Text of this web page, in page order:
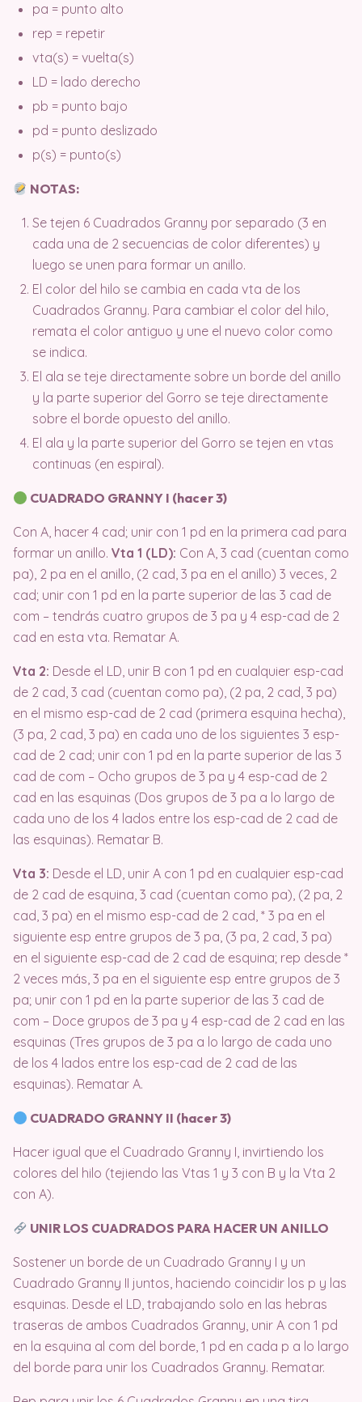
pa = punto alto
rep = repetir
vta(s) = vuelta(s)
LD = lado derecho
pb = punto bajo
pd = punto deslizado
p(s) = punto(s)
NOTAS:
Se tejen 6 Cuadrados Granny por separado (3 en
cada una de 2 secuencias de color diferentes) y
luego se unen para formar un anillo.
El color del hilo se cambia en cada vta de los
Cuadrados Granny. Para cambiar el color del hilo,
remata el color antiguo y une el nuevo color como
se indica.
El ala se teje directamente sobre un borde del anillo
y la parte superior del Gorro se teje directamente
sobre el borde opuesto del anillo.
El ala y la parte superior del Gorro se tejen en vtas
continuas (en espiral).
CUADRADO GRANNY I (hacer 3)
Con A, hacer 4 cad; unir con 1 pd en la primera cad para
formar un anillo. Vta 1 (LD): Con A, 3 cad (cuentan como
pa), 2 pa en el anillo, (2 cad, 3 pa en el anillo) 3 veces, 2
cad; unir con 1 pd en la parte superior de las 3 cad de
com – tendrás cuatro grupos de 3 pa y 4 esp-cad de 2
cad en esta vta. Rematar A.
Vta 2: Desde el LD, unir B con 1 pd en cualquier esp-cad
de 2 cad, 3 cad (cuentan como pa), (2 pa, 2 cad, 3 pa)
en el mismo esp-cad de 2 cad (primera esquina hecha),
(3 pa, 2 cad, 3 pa) en cada uno de los siguientes 3 esp-
cad de 2 cad; unir con 1 pd en la parte superior de las 3
cad de com – Ocho grupos de 3 pa y 4 esp-cad de 2
cad en las esquinas (Dos grupos de 3 pa a lo largo de
cada uno de los 4 lados entre los esp-cad de 2 cad de
las esquinas). Rematar B.
Vta 3: Desde el LD, unir A con 1 pd en cualquier esp-cad
de 2 cad de esquina, 3 cad (cuentan como pa), (2 pa, 2
cad, 3 pa) en el mismo esp-cad de 2 cad, * 3 pa en el
siguiente esp entre grupos de 3 pa, (3 pa, 2 cad, 3 pa)
en el siguiente esp-cad de 2 cad de esquina; rep desde *
2 veces más, 3 pa en el siguiente esp entre grupos de 3
pa; unir con 1 pd en la parte superior de las 3 cad de
com – Doce grupos de 3 pa y 4 esp-cad de 2 cad en las
esquinas (Tres grupos de 3 pa a lo largo de cada uno
de los 4 lados entre los esp-cad de 2 cad de las
esquinas). Rematar A.
CUADRADO GRANNY II (hacer 3)
Hacer igual que el Cuadrado Granny I, invirtiendo los
colores del hilo (tejiendo las Vtas 1 y 3 con B y la Vta 2
con A).
UNIR LOS CUADRADOS PARA HACER UN ANILLO
Sostener un borde de un Cuadrado Granny I y un
Cuadrado Granny II juntos, haciendo coincidir los p y las
esquinas. Desde el LD, trabajando solo en las hebras
traseras de ambos Cuadrados Granny, unir A con 1 pd
en la esquina al com del borde, 1 pd en cada p a lo largo
del borde para unir los Cuadrados Granny. Rematar.